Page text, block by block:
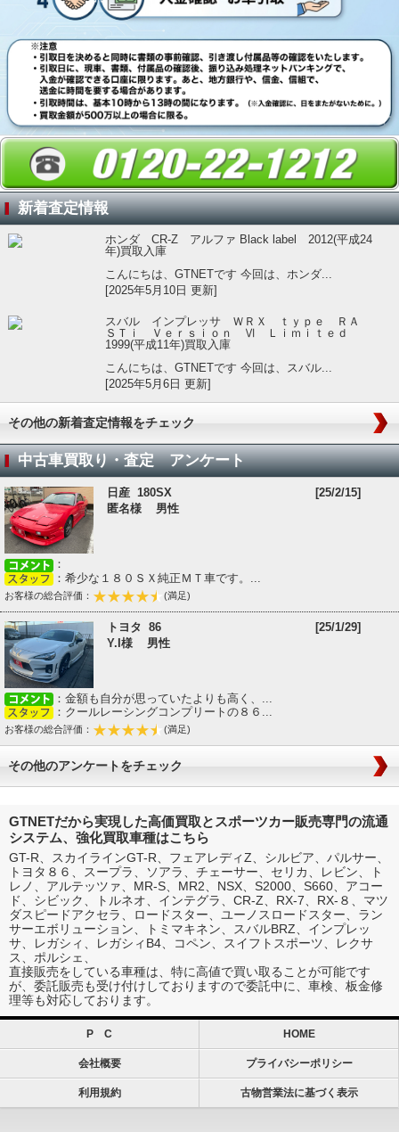
新着査定情報
ホンダ CR-Z アルファ Black label 2012(平成24
年)買取入庫
こんにちは、GTNETです 今回は、ホンダ...
[2025年5月10日 更新]
スバル インプレッサ ＷＲＸ ｔｙｐｅ ＲＡ
ＳＴｉ Ｖｅｒｓｉｏｎ Ⅵ Ｌｉｍｉｔｅｄ
1999(平成11年)買取入庫
こんにちは、GTNETです 今回は、スバル...
[2025年5月6日 更新]
その他の新着査定情報をチェック
中古車買取り・査定 アンケート
日産 180SX
[25/2/15]
匿名様 男性
：
：希少な１８０ＳＸ純正ＭＴ車です。...
お客様の総合評価： (満足)
トヨタ 86
[25/1/29]
Y.I様 男性
：金額も自分が思っていたよりも高く、...
：クールレーシングコンプリートの８６...
お客様の総合評価： (満足)
その他のアンケートをチェック
GTNETだから実現した高価買取とスポーツカー販売専門の流通
システム、強化買取車種はこちら
GT-R、スカイラインGT-R、フェアレディZ、シルビア、パルサー、
トヨタ８６、スープラ、ソアラ、チェーサー、セリカ、レビン、ト
レノ、アルテッツァ、MR-S、MR2、NSX、S2000、S660、アコー
ド、シビック、トルネオ、インテグラ、CR-Z、RX-7、RX-８、マツ
ダスピードアクセラ、ロードスター、ユーノスロードスター、ラン
サーエボリューション、トミマキネン、スバルBRZ、インプレッ
サ、レガシィ、レガシィB4、コペン、スイフトスポーツ、レクサ
ス、ポルシェ、
直接販売をしている車種は、特に高値で買い取ることが可能です
が、委託販売も受け付けしておりますので委託中に、車検、板金修
理等も対応しております。
P C HOME
会社概要 プライバシーポリシー
利用規約 古物営業法に基づく表示